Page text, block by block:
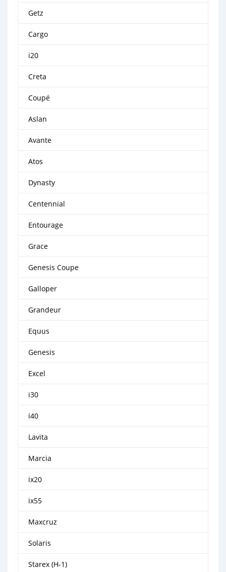
Getz
Cargo
i20
Creta
Coupé
Aslan
Avante
Atos
Dynasty
Centennial
Entourage
Grace
Genesis Coupe
Galloper
Grandeur
Equus
Genesis
Excel
i30
i40
Lavita
Marcia
ix20
ix55
Maxcruz
Solaris
Starex (H-1)